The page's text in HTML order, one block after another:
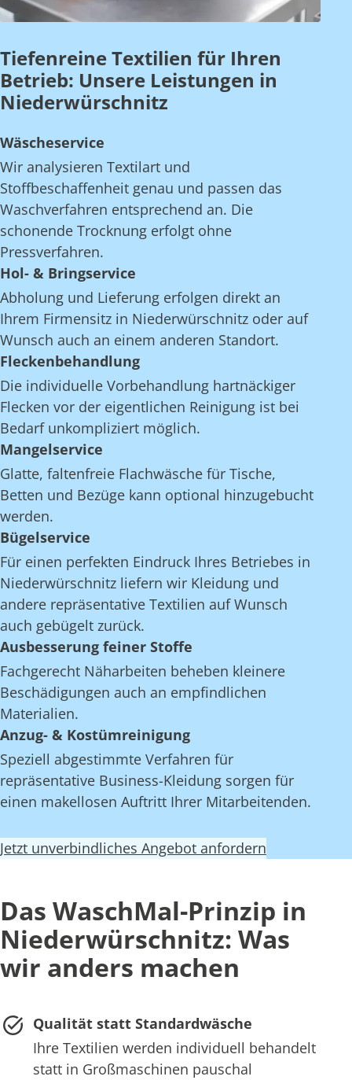
Tiefenreine Textilien für Ihren
Betrieb: Unsere Leistungen in
Niederwürschnitz
Wäscheservice
Wir analysieren Textilart und
Stoffbeschaffenheit genau und passen das
Waschverfahren entsprechend an. Die
schonende Trocknung erfolgt ohne
Pressverfahren.
Hol- & Bringservice
Abholung und Lieferung erfolgen direkt an
Ihrem Firmensitz in Niederwürschnitz oder auf
Wunsch auch an einem anderen Standort.
Fleckenbehandlung
Die individuelle Vorbehandlung hartnäckiger
Flecken vor der eigentlichen Reinigung ist bei
Bedarf unkompliziert möglich.
Mangelservice
Glatte, faltenfreie Flachwäsche für Tische,
Betten und Bezüge kann optional hinzugebucht
werden.
Bügelservice
Für einen perfekten Eindruck Ihres Betriebes in
Niederwürschnitz liefern wir Kleidung und
andere repräsentative Textilien auf Wunsch
auch gebügelt zurück.
Ausbesserung feiner Stoffe
Fachgerecht Näharbeiten beheben kleinere
Beschädigungen auch an empfindlichen
Materialien.
Anzug- & Kostümreinigung
Speziell abgestimmte Verfahren für
repräsentative Business-Kleidung sorgen für
einen makellosen Auftritt Ihrer Mitarbeitenden.
Jetzt unverbindliches Angebot anfordern
Das WaschMal-Prinzip in
Niederwürschnitz: Was
wir anders machen
Qualität statt Standardwäsche
Ihre Textilien werden individuell behandelt
statt in Großmaschinen pauschal